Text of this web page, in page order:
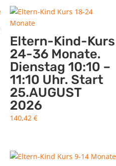
Eltern-Kind-Kurs
24-36 Monate.
Dienstag 10:10 –
11:10 Uhr. Start
25.AUGUST
2026
140,42 €